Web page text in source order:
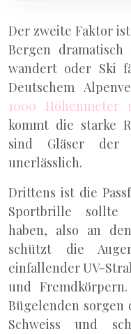
Der zweite Faktor
Bergen
wandert oder Ski
Deutschem
1000 Höhenmeter
kommt die starke
sind Gläser der
unerlässlich.
Drittens ist die
Sportbrille
haben, also an
schützt die
einfallender UV-
und
Bügelenden sorgen
Schweiss und